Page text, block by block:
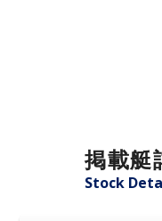
掲載艇
Stock